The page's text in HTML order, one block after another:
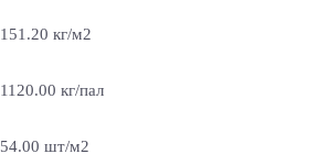
151.20 кг/м2
1120.00 кг/пал
54.00 шт/м2